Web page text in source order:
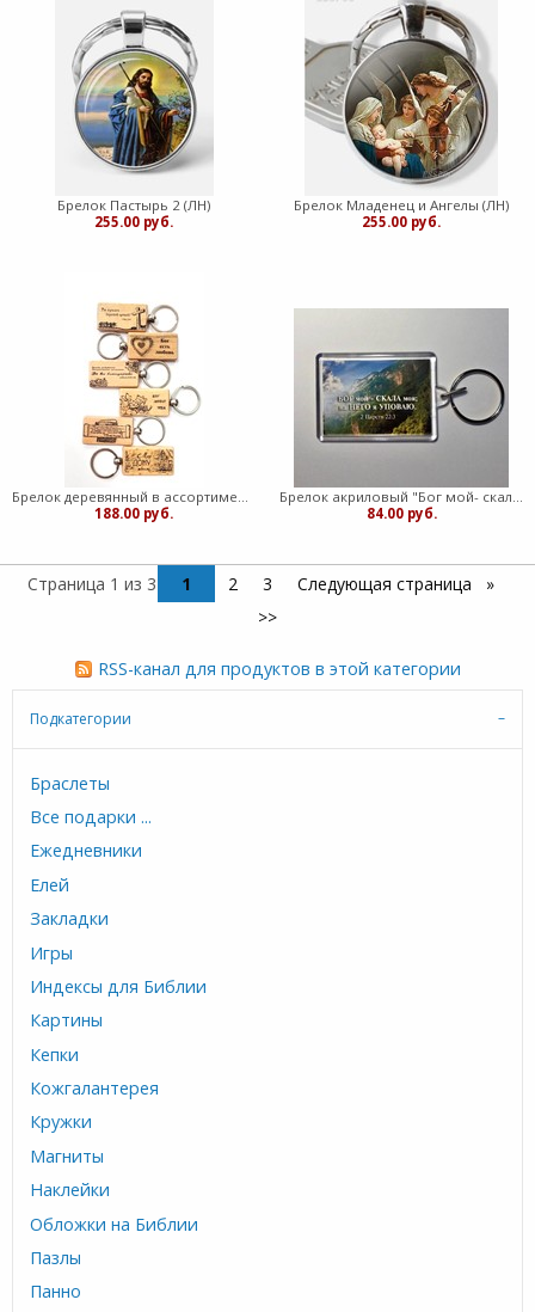
Брелок Пастырь 2 (ЛН)
255.00 руб.
Брелок Младенец и Ангелы (ЛН)
255.00 руб.
Брелок деревянный в ассортименте (ЛН)
188.00 руб.
Брелок акриловый "Бог мой- скала моя! торл
84.00 руб.
Страница 1 из 3 1 2 3
Следующая страница
>>
RSS-канал для продуктов в этой категории
Подкатегории
Браслеты
Все подарки ...
Ежедневники
Елей
Закладки
Игры
Индексы для Библии
Картины
Кепки
Кожгалантерея
Кружки
Магниты
Наклейки
Обложки на Библии
Пазлы
Панно